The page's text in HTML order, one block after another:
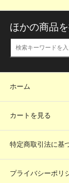
ほかの商品
ホーム
カートを見る
特定商取引法に基
プライバシーポリ